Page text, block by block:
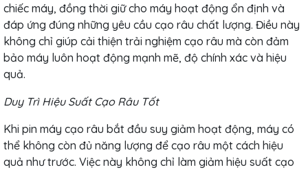
chiếc máy, đồng thời giữ cho máy hoạt động ổn định và
đáp ứng đúng những yêu cầu cạo râu chất lượng. Điều này
không chỉ giúp cải thiện trải nghiệm cạo râu mà còn đảm
bảo máy luôn hoạt động mạnh mẽ, độ chính xác và hiệu
quả.
Duy Trì Hiệu Suất Cạo Râu Tốt
Khi pin máy cạo râu bắt đầu suy giảm hoạt động, máy có
thể không còn đủ năng lượng để cạo râu một cách hiệu
quả như trước. Việc này không chỉ làm giảm hiệu suất cạo